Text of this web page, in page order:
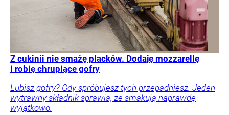
Z cukinii nie smażę placków. Dodaję mozzarellę
i robię chrupiące gofry
Lubisz gofry? Gdy spróbujesz tych przepadniesz. Jeden
wytrawny składnik sprawia, że smakują naprawdę
wyjątkowo.